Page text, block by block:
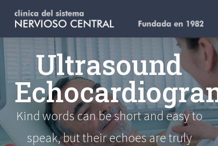
Ultrasound
Kind words can be short and easy to
speak, but their echoes are truly